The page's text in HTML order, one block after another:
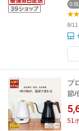
8/
プ
節/
イ
で
ン
51